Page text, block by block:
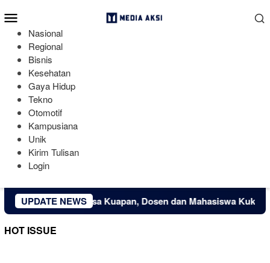
ke
kontenMobile
Nasional
Regional
Bisnis
Kesehatan
Gaya Hidup
Tekno
Otomotif
Kampusiana
Unik
Kirim Tulisan
Login
UPDATE NEWS
Kreatif Desa Kuapan, Dosen dan Mahasiswa
HOT ISSUE